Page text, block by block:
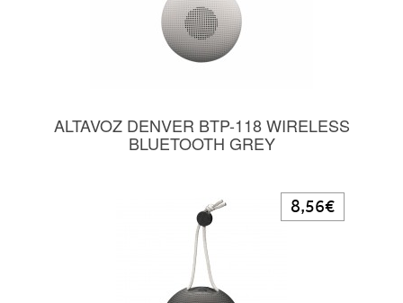
ALTAVOZ DENVER BTP-118 WIRELESS
BLUETOOTH GREY
8,56€